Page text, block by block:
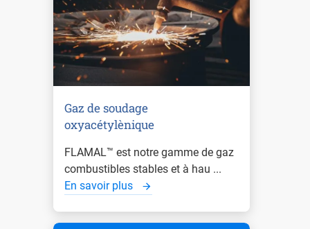
Gaz de soudage
oxyacétylènique
FLAMAL™ est notre gamme de gaz
combustibles stables et à hau ...
En savoir plus